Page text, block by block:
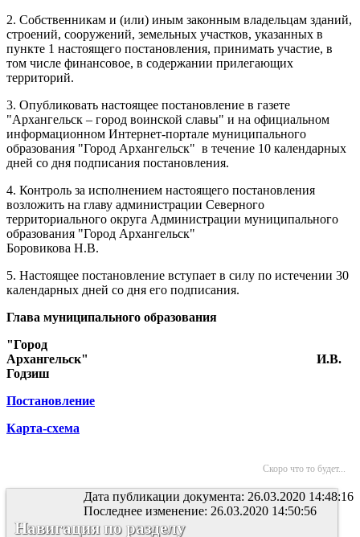
2. Собственникам и (или) иным законным владельцам зданий,
строений, сооружений, земельных участков, указанных в
пункте 1 настоящего постановления, принимать участие, в
том числе финансовое, в содержании прилегающих
территорий.
3. Опубликовать настоящее постановление в газете
"Архангельск – город воинской славы" и на официальном
информационном Интернет-портале муниципального
образования "Город Архангельск" в течение 10 календарных
дней со дня подписания постановления.
4. Контроль за исполнением настоящего постановления
возложить на главу администрации Северного
территориального округа Администрации муниципального
образования "Город Архангельск"
Боровикова Н.В.
5. Настоящее постановление вступает в силу по истечении 30
календарных дней со дня его подписания.
Глава муниципального образования
"Город
Архангельск"
И.В.
Годзиш
Постановление
Карта-схема
Скоро что то будет...
Дата публикации документа: 26.03.2020 14:48:16
Последнее изменение: 26.03.2020 14:50:56
Навигация по разделу